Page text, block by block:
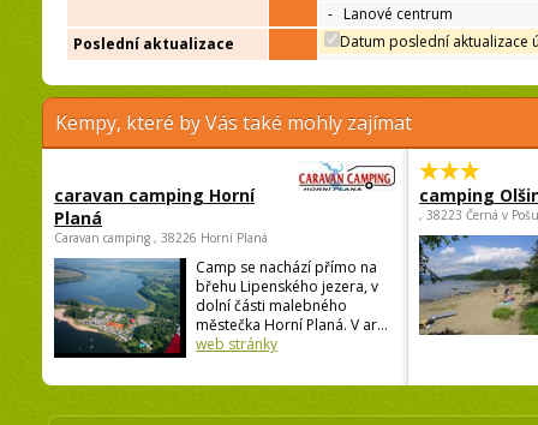
- Lanové centrum
Poslední aktualizace
Datum poslední aktualizace
Kempy, které by Vás také mohly zajímat
caravan camping Horní
Planá
Caravan camping , 38226 Horní Planá
Camp se nachází přímo na
břehu Lipenského jezera, v
dolní části malebného
městečka Horní Planá. V ar...
web stránky
camping
, 38223 Černá v